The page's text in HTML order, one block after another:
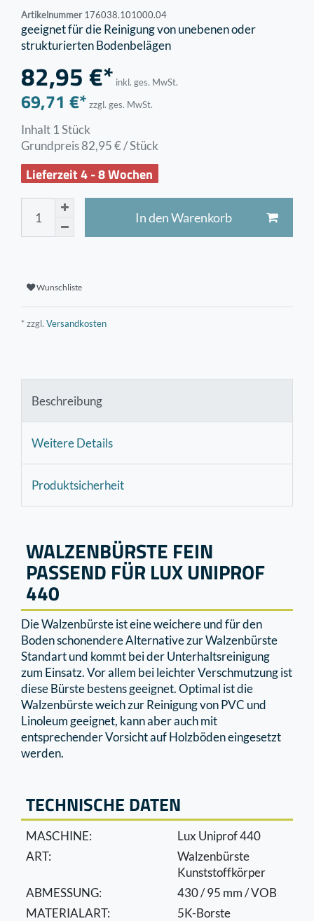
Artikelnummer176038.101000.04
geeignet für die Reinigung von unebenen oder
strukturierten Bodenbelägen
82,95 €* inkl. ges. MwSt.
69,71 €* zzgl. ges. MwSt.
Inhalt 1Stück
Grundpreis82,95 € / Stück
Lieferzeit 4 - 8 Wochen
In den Warenkorb
Wunschliste
* zzgl. Versandkosten
Beschreibung
Weitere Details
Produktsicherheit
WALZENBÜRSTE FEIN
PASSEND FÜR LUX UNIPROF
440
Die Walzenbürste ist eine weichere und für den
Boden schonendere Alternative zur Walzenbürste
Standart und kommt bei der Unterhaltsreinigung
zum Einsatz. Vor allem bei leichter Verschmutzung ist
diese Bürste bestens geeignet. Optimal ist die
Walzenbürste weich zur Reinigung von PVC und
Linoleum geeignet, kann aber auch mit
entsprechender Vorsicht auf Holzböden eingesetzt
werden.
TECHNISCHE DATEN
MASCHINE:
Lux Uniprof 440
ART:
Walzenbürste
Kunststoffkörper
ABMESSUNG:
430 / 95 mm / VOB
MATERIALART:
5K-Borste